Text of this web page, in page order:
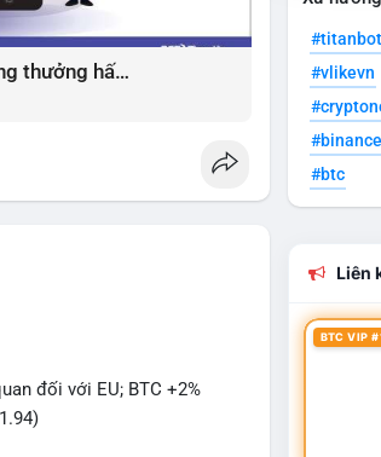
Giải pháp tìm việc làm xây dựng uy tín cùng mức lương thưởng hấp dẫn ?️
đối với EU; BTC +2%
#titanbot
#vlikevn
#btc
Liên
BTC VIP